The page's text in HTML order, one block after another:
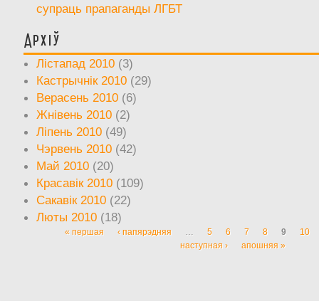
супраць прапаганды ЛГБТ
Архіў
Лістапад 2010 (3)
Кастрычнік 2010 (29)
Верасень 2010 (6)
Жнівень 2010 (2)
Ліпень 2010 (49)
Чэрвень 2010 (42)
Май 2010 (20)
Красавік 2010 (109)
Сакавік 2010 (22)
Люты 2010 (18)
Старонкі
« першая ‹ папярэдняя … 5 6 7 8 9
10
наступная ›
апошняя »